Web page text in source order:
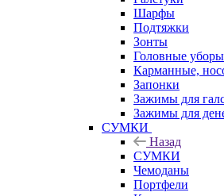
Шарфы
Подтяжки
Зонты
Головные уборы
Карманные,
Запонки
Зажимы для
Зажимы для
СУМКИ
Назад
СУМКИ
Чемоданы
Портфели